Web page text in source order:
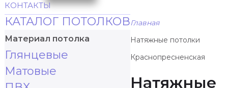
КОНТАКТЫ
КАТАЛОГ ПОТОЛКОВ
Материал потолка
Глянцевые
Матовые
Главная
Натяжные потолки
Краснопресненская
Натяжные